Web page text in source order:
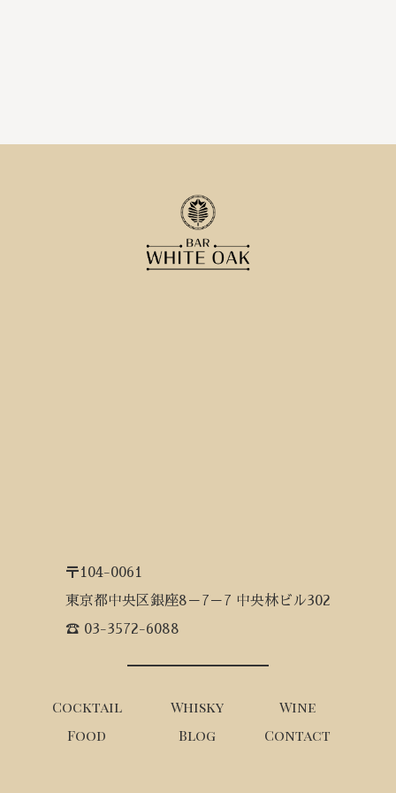
〒104-0061
東京都中央区銀座8－7－7 中央林ビル302
☎ 03-3572-6088
Cocktail Whisky
Wine
Food
Blog Contact